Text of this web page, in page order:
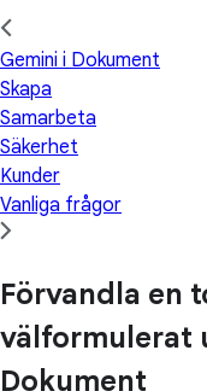
Gemini i Dokument
Skapa
Samarbeta
Säkerhet
Kunder
Vanliga frågor
Förvandla en
välformulerat
Dokument